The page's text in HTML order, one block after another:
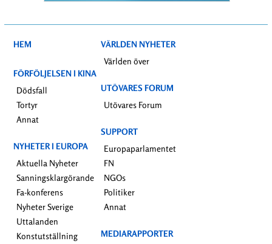
HEM
FÖRFÖLJELSEN I KINA
Dödsfall
Tortyr
Annat
NYHETER I EUROPA
Aktuella Nyheter
Sanningsklargörande
Fa-konferens
Nyheter Sverige
Uttalanden
Konstutställning
VÄRLDEN NYHETER
Världen över
UTÖVARES FORUM
Utövares Forum
SUPPORT
Europaparlamentet
FN
NGOs
Politiker
Annat
MEDIARAPPORTER